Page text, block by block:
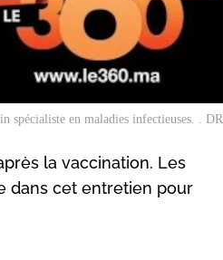
spécialiste en maladies infectieuses. . DR
la vaccination. Les
dans cet entretien pour